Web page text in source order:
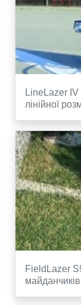
LineLazer
лінійної
FieldLazer
майданчиків